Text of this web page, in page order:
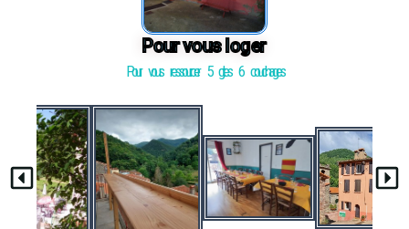
Pour vous loger
Pour vous ressourcer 5 gites 6 couchages